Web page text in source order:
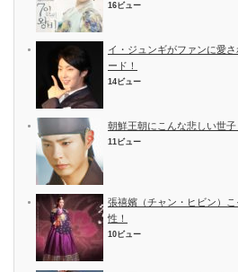
16ビュー
イ・ジュンギがファンに愛
ード！
14ビュー
朝鮮王朝にこんな悲しい世
11ビュー
張禧嬪（チャン・ヒビン）
性！
10ビュー